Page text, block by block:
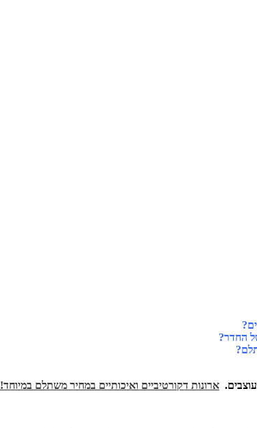
החדר?
ארונות דקורטיביים ואיכותיים במחיר משתלם במיוחד!